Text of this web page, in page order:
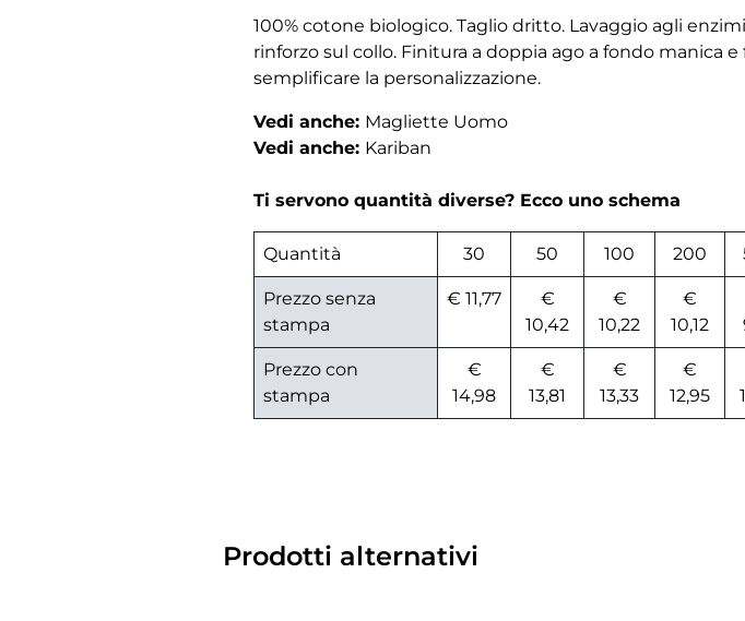
100% cotone biologico. Taglio dritto. Lavaggio agli
rinforzo sul collo. Finitura a doppia ago a fondo manica
semplificare la personalizzazione.
Vedi anche: Magliette Uomo
Vedi anche: Kariban
Ti servono quantità diverse? Ecco uno schema
Quantità 30 50 100 200
Prezzo senza
stampa
€ 11,77
€
10,42
€
10,22
€
10,12
Prezzo con
stampa
€
14,98
€
13,81
€
13,33
€
12,95
Prodotti alternativi